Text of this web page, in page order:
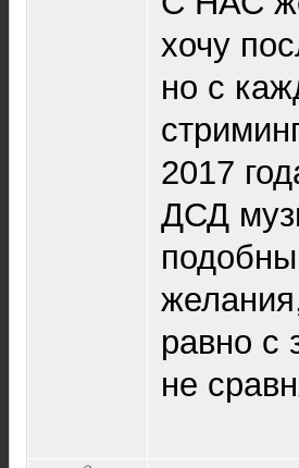
хочу
но с
2017
ДСД
равно с
не